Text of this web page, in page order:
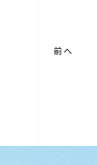
前へ